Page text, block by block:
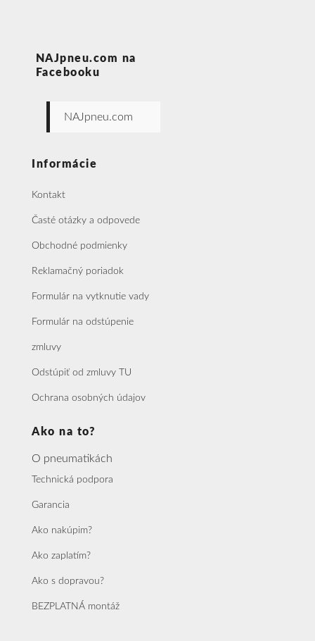
NAJpneu.com na
Facebooku
NAJpneu.com
Informácie
Kontakt
Časté otázky a odpovede
Obchodné podmienky
Reklamačný poriadok
Formulár na vytknutie vady
Formulár na odstúpenie
zmluvy
Odstúpiť od zmluvy TU
Ochrana osobných údajov
Ako na to?
O pneumatikách
Technická podpora
Garancia
Ako nakúpim?
Ako zaplatím?
Ako s dopravou?
BEZPLATNÁ montáž